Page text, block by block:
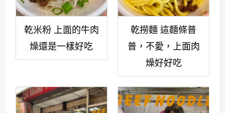
乾米粉 上面的牛肉
燥還是一樣好吃
乾撈麵 這麵條普
普，不愛，上面肉
燥好好吃